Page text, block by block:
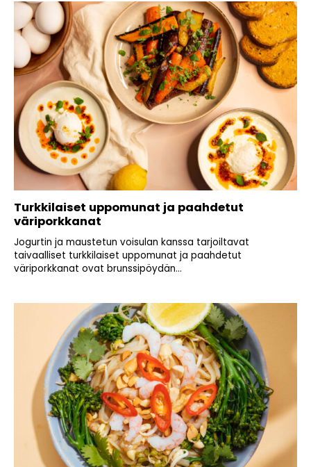
Turkkilaiset uppomunat ja paahdetut
väriporkkanat
Jogurtin ja maustetun voisulan kanssa tarjoiltavat
taivaalliset turkkilaiset uppomunat ja paahdetut
väriporkkanat ovat brunssipöydän...